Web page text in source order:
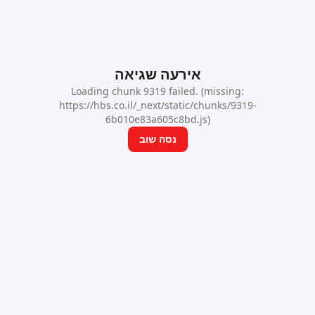
אירעה שגיאה
Loading chunk 9319 failed. (missing:
https://hbs.co.il/_next/static/chunks/9319-
6b010e83a605c8bd.js)